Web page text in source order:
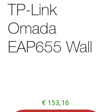
TP-Link
Omada
EAP655 Wall
€ 153,16